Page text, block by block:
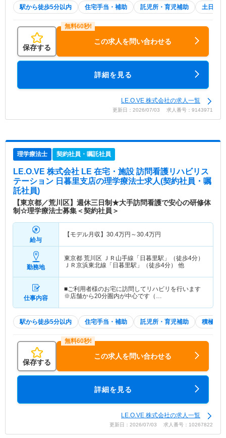
駅から徒歩5分以内 住宅手当・補助 託児所・育児補助 土日祝休
保存する
この求人を問い合わせる
詳細を見る
LE.O.VE 株式会社の求人一覧
更新日：2026/07/03 求人番号：9143971
理学療法士 契約社員・嘱託社員
LE.O.VE 株式会社 LE 在宅・施設 訪問看護リハビリス
テーション 日暮里支店の理学療法士求人(契約社員・嘱
託社員)
【東京都／荒川区】週休三日制★大手訪問看護で安心の研修体
制☆理学療法士募集＜契約社員＞
給与
【モデル月収】 30.4万円～30.4万円
勤務地
東京都 荒川区 ＪＲ山手線「日暮里駅」（徒歩4分）
ＪＲ京浜東北線「日暮里駅」（徒歩4分） 他
仕事内容
■ご利用者様のお宅に訪問してリハビリを行います
※店舗から20分圏内が中心です（…
駅から徒歩5分以内 住宅手当・補助 託児所・育児補助 積極採
保存する
この求人を問い合わせる
詳細を見る
LE.O.VE 株式会社の求人一覧
更新日：2026/07/03 求人番号：10267822